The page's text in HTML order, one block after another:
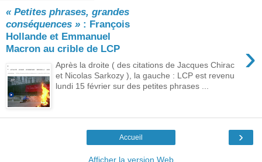
« Petites phrases, grandes
conséquences » : François
Hollande et Emmanuel
Macron au crible de LCP
›
Après la droite ( des citations de Jacques Chirac
et Nicolas Sarkozy ), la gauche : LCP est revenu
lundi 15 février sur des petites phrases ...
›
Accueil
Afficher la version Web